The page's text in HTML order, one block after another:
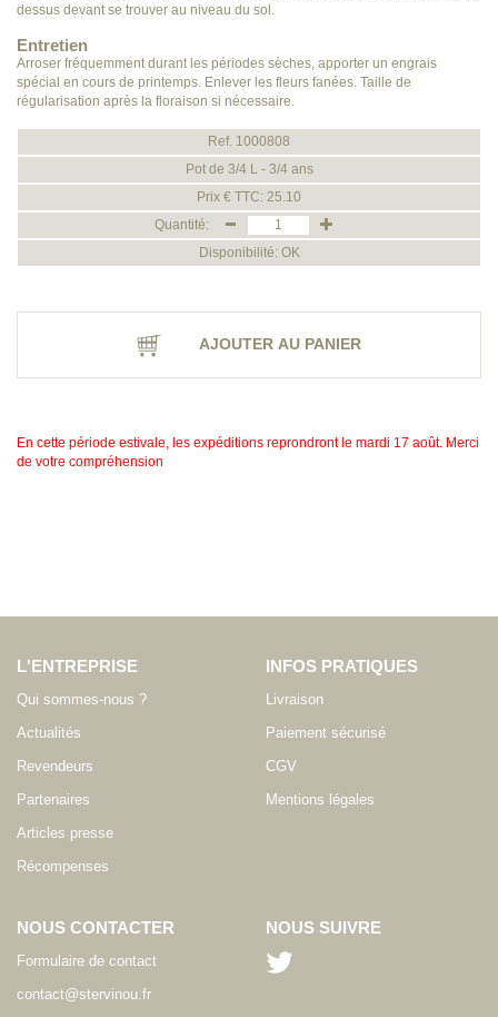
dessus devant se trouver au niveau du sol.
Entretien
Arroser fréquemment durant les périodes sèches, apporter un engrais
spécial en cours de printemps. Enlever les fleurs fanées. Taille de
régularisation après la floraison si nécessaire.
Ref. 1000808
Pot de 3/4 L - 3/4 ans
Prix € TTC: 25.10
Quantité:
Disponibilité: OK
AJOUTER AU PANIER
En cette période estivale, les expéditions reprondront le mardi 17 août. Merci
de votre compréhension
L'ENTREPRISE
Qui sommes-nous ?
Actualités
Revendeurs
Partenaires
Articles presse
Récompenses
INFOS PRATIQUES
Livraison
Paiement sécurisé
CGV
Mentions légales
NOUS CONTACTER
Formulaire de contact
contact@stervinou.fr
NOUS SUIVRE